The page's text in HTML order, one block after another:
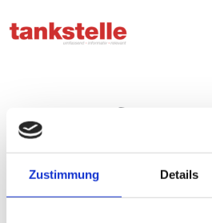
Zustimmung Details
Inhalt
ThinxNet –
Bezahlen per ryd pay
15-06-2021
Autofahrer können ab sofort im